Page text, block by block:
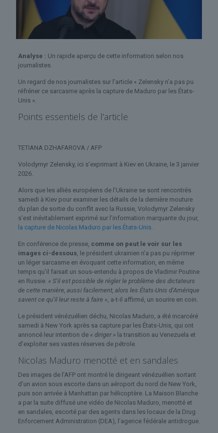
Analyse : Un rapide aperçu de cette information selon nos
journalistes.
Un regard de nos journalistes sur l'article « Zelensky n’a pas pu
réfréner ce sarcasme après la capture de Maduro par les États-
Unis ».
Points essentiels de l’article
TETIANA DZHAFAROVA / AFP
Volodymyr Zelensky, ici s’exprimant à Kiev en Ukraine, le 3 janvier
2026.
Alors que les alliés européens de l’Ukraine se sont rencontrés
samedi à Kiev pour examiner les détails de la dernière mouture
du plan de sortie du conflit avec la Russie, Volodymyr Zelensky
s’est inévitablement exprimé sur l’information marquante du jour,
la capture de Nicolas Maduro par les États-Unis.
En conférence de presse, comme on peut le voir sur les
images ci-dessous, le président ukrainien n’a pas pu réprimer
un léger sarcasme en évoquant cette information, en même
temps qu’il faisait un sous-entendu à propos de Vladimir Poutine
en Russie. « S’il est possible de régler le problème des dictateurs
de cette manière, aussi facilement, alors les États-Unis d’Amérique
savent ce qu’il leur reste à faire » , a-t-il affirmé, un sourire en coin.
Le président vénézuélien déchu, Nicolas Maduro, a été incarcéré
samedi à New York après sa capture par les États-Unis, qui ont
annoncé leur intention de « diriger » la transition au Venezuela et
d’exploiter ses vastes réserves de pétrole.
Nicolas Maduro menotté et en sandales
Des images de l’AFP ont montré le dirigeant vénézuélien sortant
d’un avion sous escorte dans un aéroport du nord de New York,
puis son arrivée à Manhattan par hélicoptère. La Maison Blanche
a par la suite diffusé une vidéo de Nicolas Maduro, menotté et
en sandales, escorté par des agents dans les locaux de la Drug
Enforcement Administration (DEA), l’agence fédérale antidrogue.